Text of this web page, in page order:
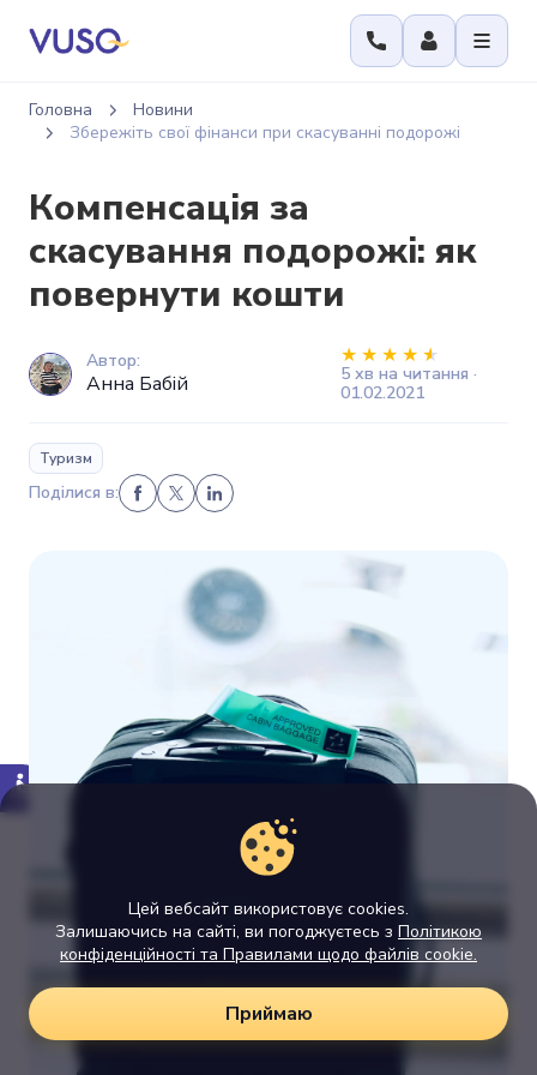
Головна
Новини
Збережіть свої фінанси при скасуванні подорожі
Компенсація за
скасування подорожі: як
повернути кошти
Автор:
Анна Бабій
5 хв на читання ·
01.02.2021
Туризм
Поділися в:
Цей вебсайт використовує cookies.
Залишаючись на сайті, ви погоджуєтесь з Політикою
конфіденційності та Правилами щодо файлів cookie.
Приймаю